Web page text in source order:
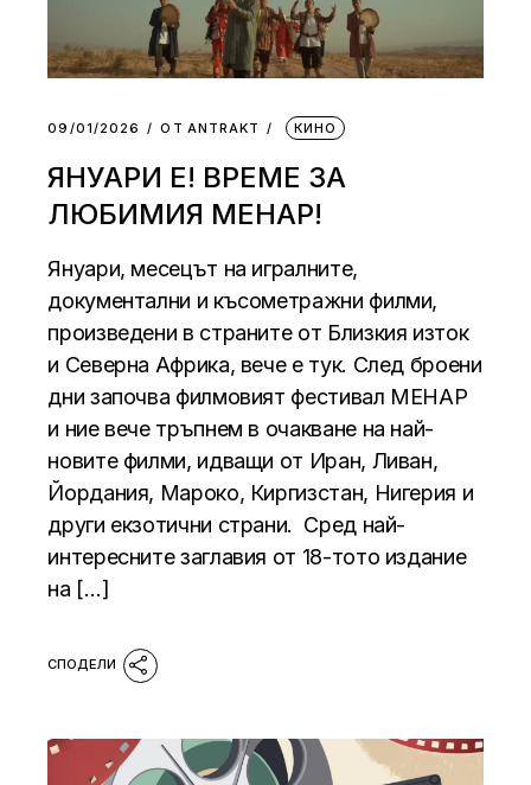
09/01/2026 ОТ АNTRAKT КИНО
ЯНУАРИ Е! ВРЕМЕ ЗА
ЛЮБИМИЯ МЕНАР!
Януари, месецът на игралните,
документални и късометражни филми,
произведени в страните от Близкия изток
и Северна Африка, вече е тук. След броени
дни започва филмовият фестивал МЕНАР
и ние вече тръпнем в очакване на най-
новите филми, идващи от Иран, Ливан,
Йордания, Мароко, Киргизстан, Нигерия и
други екзотични страни. Сред най-
интересните заглавия от 18-тото издание
на […]